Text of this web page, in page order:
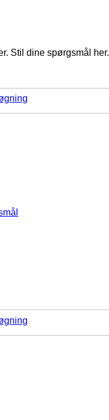
Stil dine spørgsmål her.